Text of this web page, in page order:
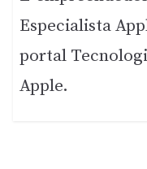
Especialista
portal
Apple.